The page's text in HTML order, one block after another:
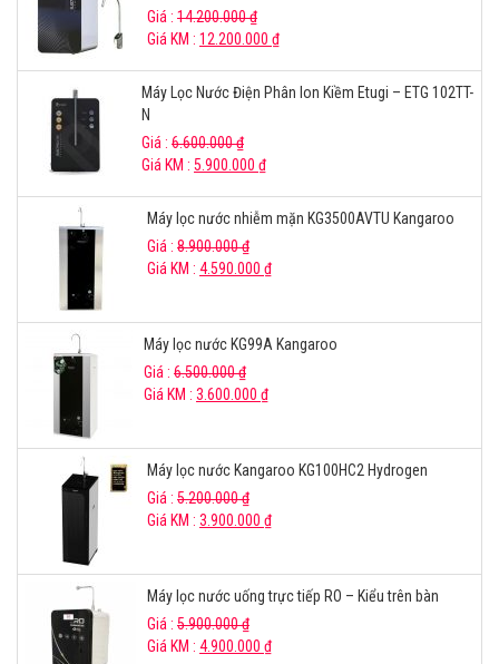
Giá : 14.200.000₫
Giá KM : 12.200.000 ₫
Máy Lọc Nước Điện Phân Ion Kiềm Etugi – ETG 102TT-
N
Giá : 6.600.000₫
Giá KM : 5.900.000 ₫
Máy lọc nước nhiễm mặn KG3500AVTU Kangaroo
Giá : 8.900.000₫
Giá KM : 4.590.000 ₫
Máy lọc nước KG99A Kangaroo
Giá : 6.500.000₫
Giá KM : 3.600.000 ₫
Máy lọc nước Kangaroo KG100HC2 Hydrogen
Giá : 5.200.000₫
Giá KM : 3.900.000 ₫
Máy lọc nước uống trực tiếp RO – Kiểu trên bàn
Giá : 5.900.000₫
Giá KM : 4.900.000 ₫